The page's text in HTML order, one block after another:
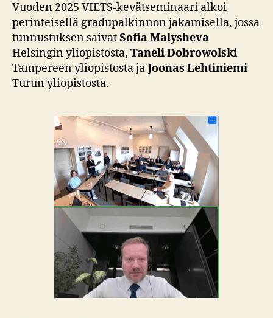
Vuoden 2025 VIETS-kevätseminaari alkoi
perinteisellä gradupalkinnon jakamisella, jossa
tunnustuksen saivatSofia Malysheva
Helsingin yliopistosta, Taneli Dobrowolski
Tampereen yliopistosta jaJoonas Lehtiniemi
Turun yliopistosta.